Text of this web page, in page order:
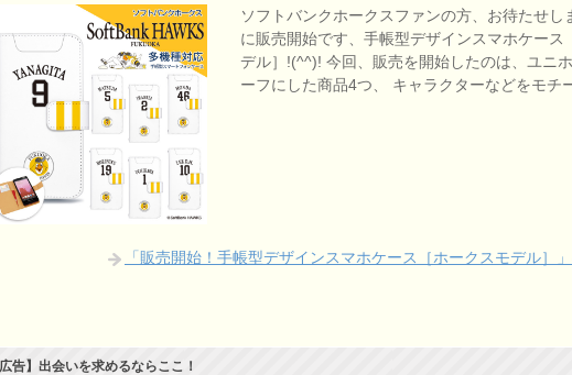
ソフトバンクホークスファンの方、お待たせし
に販売開始です、手帳型デザインスマホケース
デル］!(^^)! 今回、販売を開始したのは、ユニ
ーフにした商品4つ、 キャラクターなどをモチ
「販売開始！手帳型デザインスマホケース［ホークスモデル］
広告】出会いを求めるならここ！